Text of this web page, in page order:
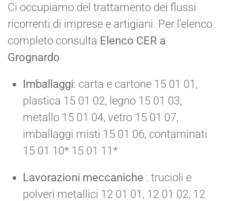
Ci occupiamo del trattamento dei flussi
ricorrenti di imprese e artigiani. Per l'elenco
completo consulta Elenco CER a
Grognardo
Imballaggi: carta e cartone 15 01 01,
plastica 15 01 02, legno 15 01 03,
metallo 15 01 04, vetro 15 01 07,
imballaggi misti 15 01 06, contaminati
15 01 10* 15 01 11*
Lavorazioni meccaniche : trucioli e
polveri metallici 12 01 01, 12 01 02, 12